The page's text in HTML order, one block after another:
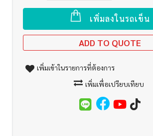
เพิ่มลงในรถเข็น
ADD TO QUOTE
เพิ่มเข้าในรายการที่ต้องการ
เพิ่มเพื่อเปรียบเทียบ